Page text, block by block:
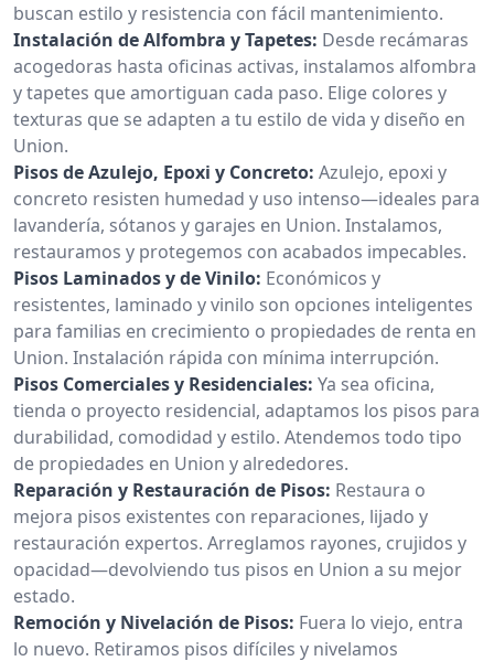
buscan estilo y resistencia con fácil mantenimiento.
Instalación de Alfombra y Tapetes: Desde recámaras
acogedoras hasta oficinas activas, instalamos alfombra
y tapetes que amortiguan cada paso. Elige colores y
texturas que se adapten a tu estilo de vida y diseño en
Union.
Pisos de Azulejo, Epoxi y Concreto: Azulejo, epoxi y
concreto resisten humedad y uso intenso—ideales para
lavandería, sótanos y garajes en Union. Instalamos,
restauramos y protegemos con acabados impecables.
Pisos Laminados y de Vinilo: Económicos y
resistentes, laminado y vinilo son opciones inteligentes
para familias en crecimiento o propiedades de renta en
Union. Instalación rápida con mínima interrupción.
Pisos Comerciales y Residenciales: Ya sea oficina,
tienda o proyecto residencial, adaptamos los pisos para
durabilidad, comodidad y estilo. Atendemos todo tipo
de propiedades en Union y alrededores.
Reparación y Restauración de Pisos: Restaura o
mejora pisos existentes con reparaciones, lijado y
restauración expertos. Arreglamos rayones, crujidos y
opacidad—devolviendo tus pisos en Union a su mejor
estado.
Remoción y Nivelación de Pisos: Fuera lo viejo, entra
lo nuevo. Retiramos pisos difíciles y nivelamos